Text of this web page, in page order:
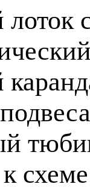
схеме